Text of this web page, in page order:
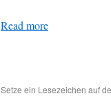
Read more
Setze ein Lesezeichen auf